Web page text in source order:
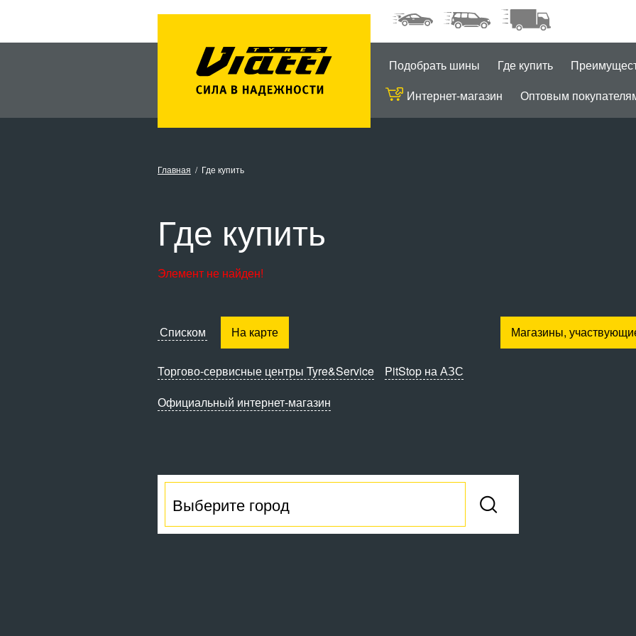
Подобрать шины Где купить
Интернет-магазин
Оптовым
Главная Где купить
Где купить
Элемент не найден!
Списком На карте
Торгово-сервисные центры Tyre&Service
PitStop на АЗС
Официальный интернет-магазин
Магазины,